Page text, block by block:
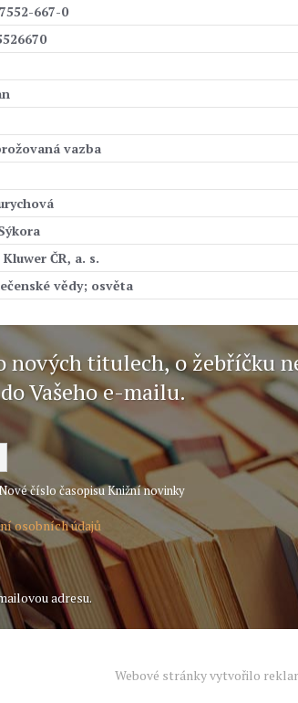
667-0
vazba
ČR, a. s.
vědy; osvěta
nových titulech, o žebříčku
Vašeho e-mailu.
číslo časopisu Knižní novinky
osobních údajů
adresu.
Webové stránky vytvořilo